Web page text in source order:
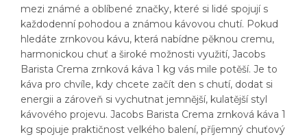
mezi známé a oblíbené značky, které si lidé spojují s
každodenní pohodou a známou kávovou chutí. Pokud
hledáte zrnkovou kávu, která nabídne pěknou cremu,
harmonickou chuť a široké možnosti využití, Jacobs
Barista Crema zrnková káva 1 kg vás mile potěší. Je to
káva pro chvíle, kdy chcete začít den s chutí, dodat si
energii a zároveň si vychutnat jemnější, kulatější styl
kávového projevu. Jacobs Barista Crema zrnková káva 1
kg spojuje praktičnost velkého balení, příjemný chuťový